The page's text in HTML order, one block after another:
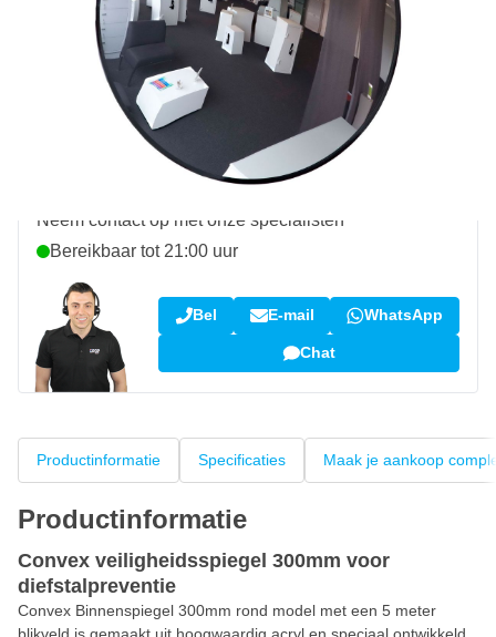
Voor 23:59 uur besteld,morgen bezorgd
Gratis bezorgd
vanaf € 50,-
100 dagenretourneren en ruilen
Klantbeoordeling:
(34.269 reviews)
Vraag over dit product?
Neem contact op met onze specialisten
Bereikbaar tot 21:00 uur
Bel E-mail WhatsApp
Chat
Productinformatie Specificaties Maak je aankoop
Productinformatie
Convex veiligheidsspiegel 300mm voor
diefstalpreventie
Convex Binnenspiegel 300mm rond model met een 5 meter